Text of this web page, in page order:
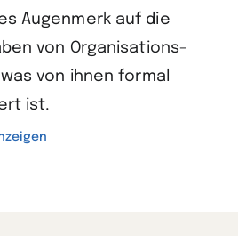
Augen­merk auf die
von Organisations­
von ihnen formal
ist.